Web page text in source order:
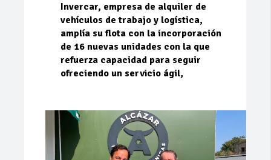
Invercar, empresa de alquiler de
vehículos de trabajo y logística,
amplía su flota con la incorporación
de 16 nuevas unidades con la que
refuerza capacidad para seguir
ofreciendo un servicio ágil,